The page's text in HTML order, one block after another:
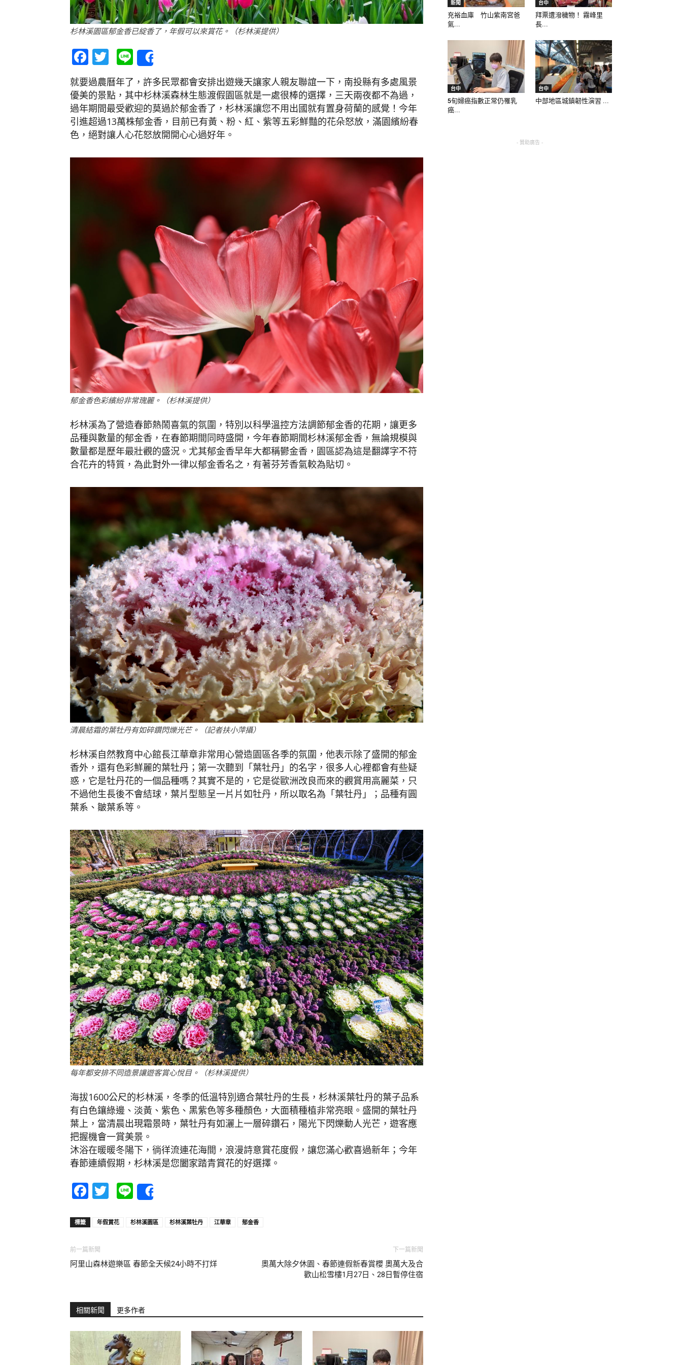
網
杉林溪園區郁金香已綻香了，年假可以來賞花。（杉林溪提供）
Facebook
Twitter
Line
就要過農曆年了，許多民眾都會安排出遊幾天讓家人親友聯誼一下，南投縣有多處風景
優美的景點，其中杉林溪森林生態渡假園區就是一處很棒的選擇，三天兩夜都不為過，
過年期間最受歡迎的莫過於郁金香了，杉林溪讓您不用出國就有置身荷蘭的感覺！今年
引進超過13萬株郁金香，目前已有黃、粉、紅、紫等五彩鮮豔的花朵怒放，滿園繽紛春
色，絕對讓人心花怒放開開心心過好年。
郁金香色彩繽紛非常瑰麗。（杉林溪提供）
杉林溪為了營造春節熱鬧喜氣的氛圍，特別以科學溫控方法調節郁金香的花期，讓更多
品種與數量的郁金香，在春節期間同時盛開，今年春節期間杉林溪郁金香，無論規模與
數量都是歷年最壯觀的盛況。尤其郁金香早年大都稱鬰金香，園區認為這是翻譯字不符
合花卉的特質，為此對外一律以郁金香名之，有著芬芳香氣較為貼切。
清晨結霜的葉牡丹有如碎鑽閃爍光芒。（記者扶小萍攝）
杉林溪自然教育中心館長江華章非常用心營造園區各季的氛圍，他表示除了盛開的郁金
香外，還有色彩鮮麗的葉牡丹；第一次聽到「葉牡丹」的名字，很多人心裡都會有些疑
惑，它是牡丹花的一個品種嗎？其實不是的，它是從歐洲改良而來的觀賞用高麗菜，只
不過他生長後不會結球，葉片型態呈一片片如牡丹，所以取名為「葉牡丹」；品種有圓
葉系、皺葉系等。
每年都安排不同造景讓遊客賞心悅目。（杉林溪提供）
海拔1600公尺的杉林溪，冬季的低溫特別適合葉牡丹的生長，杉林溪葉牡丹的葉子品系
有白色鑲綠邊、淡黃、紫色、黑紫色等多種顏色，大面積種植非常亮眼。盛開的葉牡丹
葉上，當清晨出現霜景時，葉牡丹有如灑上一層碎鑽石，陽光下閃爍動人光芒，遊客應
把握機會一賞美景。
沐浴在暖暖冬陽下，徜徉流連花海間，浪漫詩意賞花度假，讓您滿心歡喜過新年；今年
春節連續假期，杉林溪是您闔家踏青賞花的好選擇。
Facebook
Twitter
Line
標籤 年假賞花 杉林溪園區 杉林溪葉牡丹 江華章 郁金香
前一篇新聞
阿里山森林遊樂區 春節全天候24小時不打烊
下一篇新聞
奧萬大除夕休園、春節連假新春賞櫻 奧萬大及合
歡山松雪樓1月27日、28日暫停住宿
相關新聞 更多作者
新聞
充裕血庫 竹山紫南宮爸
氣...
台中
拜票遭潑穢物！ 霧峰里
長...
台中
5旬婦癌指數正常仍罹乳
癌...
台中
中部地區城鎮韌性演習 ...
- 贊助廣告 -